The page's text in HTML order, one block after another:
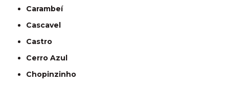
Carambeí
Cascavel
Castro
Cerro Azul
Chopinzinho